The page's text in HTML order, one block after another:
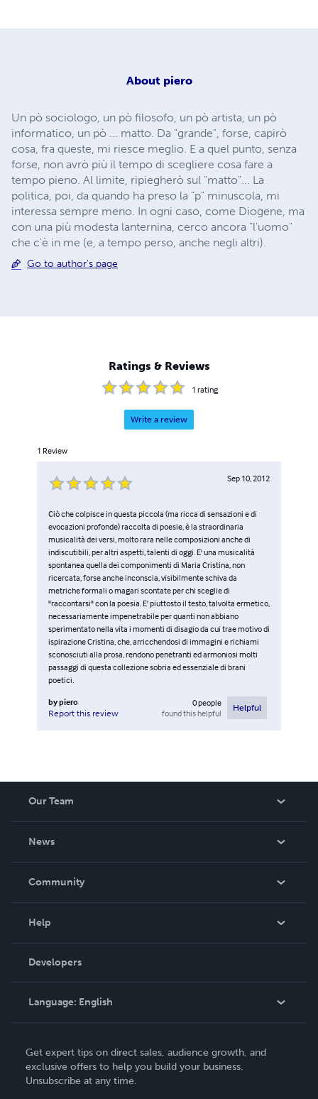
About piero
Un pò sociologo, un pò filosofo, un pò artista, un pò
informatico, un pò ... matto. Da "grande", forse, capirò
cosa, fra queste, mi riesce meglio. E a quel punto, senza
forse, non avrò più il tempo di scegliere cosa fare a
tempo pieno. Al limite, ripiegherò sul "matto"... La
politica, poi, da quando ha preso la "p" minuscola, mi
interessa sempre meno. In ogni caso, come Diogene, ma
con una più modesta lanternina, cerco ancora "l'uomo"
che c'è in me (e, a tempo perso, anche negli altri).
Go to author's page
Ratings & Reviews
1 rating
Write a review
1 Review
Sep 10, 2012
Ciò che colpisce in questa piccola (ma ricca di sensazioni e di
evocazioni profonde) raccolta di poesie, è la straordinaria
musicalità dei versi, molto rara nelle composizioni anche di
indiscutibili, per altri aspetti, talenti di oggi. E' una musicalità
spontanea quella dei componimenti di Maria Cristina, non
ricercata, forse anche inconscia, visibilmente schiva da
metriche formali o magari scontate per chi sceglie di
"raccontarsi" con la poesia. E' piuttosto il testo, talvolta ermetico,
necessariamente impenetrabile per quanti non abbiano
sperimentato nella vita i momenti di disagio da cui trae motivo di
ispirazione Cristina, che, arricchendosi di immagini e richiami
sconosciuti alla prosa, rendono penetranti ed armoniosi molti
passaggi di questa collezione sobria ed essenziale di brani
poetici.
bypiero
Report this review
0people
found this helpful
Helpful
Our Team
News
In The News
Community
Podcast
Help
Order Lookup
Knowledge Base
Contact Support
Developers
Language: English
Deutsch
Français
Get expert tips on direct sales, audience growth, and
exclusive offers to help you build your business.
Unsubscribe at any time.